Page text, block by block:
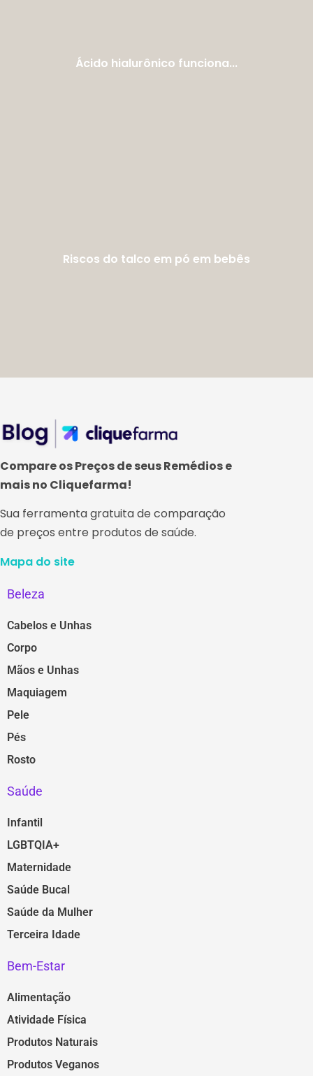
Ácido hialurônico funciona...
Riscos do talco em pó em bebês
Compare os Preços de seus Remédios e
mais no Cliquefarma!
Sua ferramenta gratuita de comparação
de preços entre produtos de saúde.
Mapa do site
Beleza
Cabelos e Unhas
Corpo
Mãos e Unhas
Maquiagem
Pele
Pés
Rosto
Saúde
Infantil
LGBTQIA+
Maternidade
Saúde Bucal
Saúde da Mulher
Terceira Idade
Bem-Estar
Alimentação
Atividade Física
Produtos Naturais
Produtos Veganos